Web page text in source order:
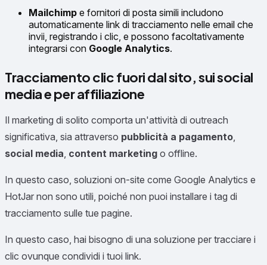
Mailchimp e fornitori di posta simili includono
automaticamente link di tracciamento nelle email che
invii, registrando i clic, e possono facoltativamente
integrarsi con Google Analytics.
Tracciamento clic fuori dal sito, sui social
media e per affiliazione
Il marketing di solito comporta un'attività di outreach
significativa, sia attraverso pubblicità a pagamento,
social media, content marketing o offline.
In questo caso, soluzioni on-site come Google Analytics e
HotJar non sono utili, poiché non puoi installare i tag di
tracciamento sulle tue pagine.
In questo caso, hai bisogno di una soluzione per tracciare i
clic ovunque condividi i tuoi link.